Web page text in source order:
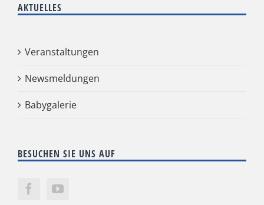
AKTUELLES
Veranstaltungen
Newsmeldungen
Babygalerie
BESUCHEN SIE UNS AUF